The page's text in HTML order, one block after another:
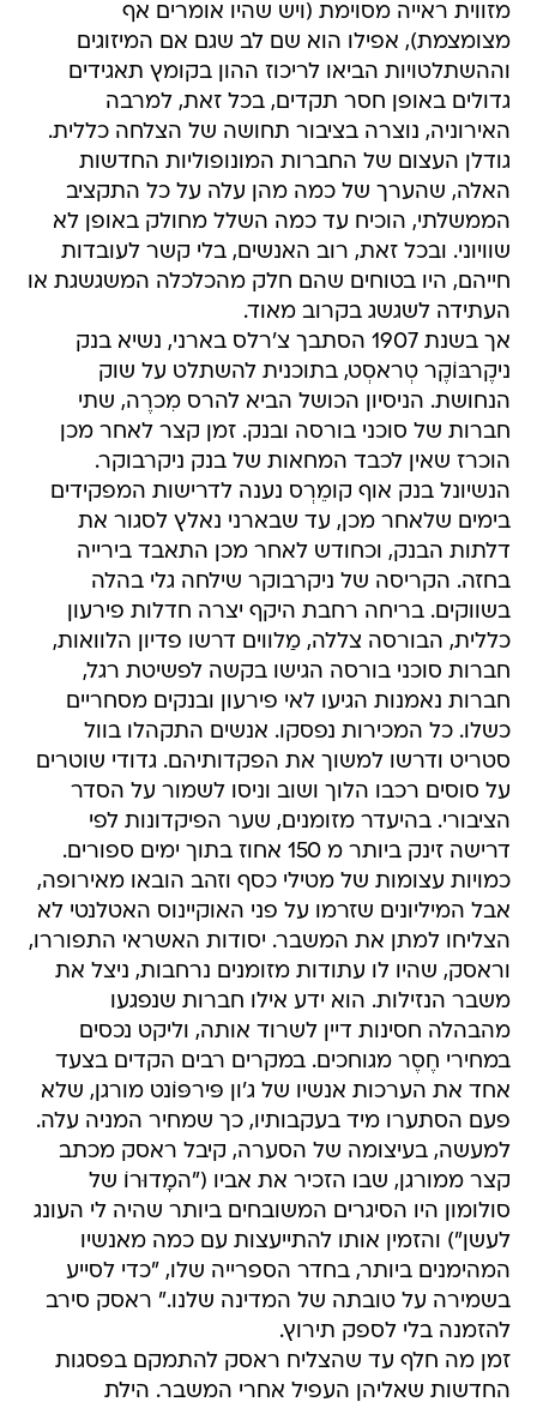
מזווית ראייה מסוימת (ויש שהיו אומרים אף
מצומצמת), אפילו הוא שם לב שגם אם המיזוגים
וההשתלטויות הביאו לריכוז ההון בקומץ תאגידים
גדולים באופן חסר תקדים, בכל זאת, למרבה
האירוניה, נוצרה בציבור תחושה של הצלחה כללית.
גודלן העצום של החברות המונופוליות החדשות
האלה, שהערך של כמה מהן עלה על כל התקציב
הממשלתי, הוכיח עד כמה השלל מחולק באופן לא
שוויוני. ובכל זאת, רוב האנשים, בלי קשר לעובדות
חייהם, היו בטוחים שהם חלק מהכלכלה המשגשגת או
העתידה לשגשג בקרוב מאוד.
אך בשנת 1907 הסתבך צ'רלס בארני, נשיא בנק
ניקֶרבּוֹקֶר טְראסְט, בתוכנית להשתלט על שוק
הנחושת. הניסיון הכושל הביא להרס מִכרֶה, שתי
חברות של סוכני בורסה ובנק. זמן קצר לאחר מכן
הוכרז שאין לכבד המחאות של בנק ניקרבוקר.
הנשיונל בנק אוף קומֵרְס נענה לדרישות המפקידים
בימים שלאחר מכן, עד שבארני נאלץ לסגור את
דלתות הבנק, וכחודש לאחר מכן התאבד בירייה
בחזה. הקריסה של ניקרבוקר שילחה גלי בהלה
בשווקים. בריחה רחבת היקף יצרה חדלות פירעון
כללית, הבורסה צללה, מַלווים דרשו פדיון הלוואות,
חברות סוכני בורסה הגישו בקשה לפשיטת רגל,
חברות נאמנות הגיעו לאי פירעון ובנקים מסחריים
כשלו. כל המכירות נפסקו. אנשים התקהלו בוול
סטריט ודרשו למשוך את הפקדותיהם. גדודי שוטרים
על סוסים רכבו הלוך ושוב וניסו לשמור על הסדר
הציבורי. בהיעדר מזומנים, שער הפיקדונות לפי
דרישה זינק ביותר מ 150 אחוז בתוך ימים ספורים.
כמויות עצומות של מטילי כסף וזהב הובאו מאירופה,
אבל המיליונים שזרמו על פני האוקיינוס האטלנטי לא
הצליחו למתן את המשבר. יסודות האשראי התפוררו,
וראסק, שהיו לו עתודות מזומנים נרחבות, ניצל את
משבר הנזילות. הוא ידע אילו חברות שנפגעו
מהבהלה חסינות דיין לשרוד אותה, וליקט נכסים
במחירי חֶסֶר מגוחכים. במקרים רבים הקדים בצעד
אחד את הערכות אנשיו של ג'ון פּירפּוֹנט מורגן, שלא
פעם הסתערו מיד בעקבותיו, כך שמחיר המניה עלה.
למעשה, בעיצומה של הסערה, קיבל ראסק מכתב
קצר ממורגן, שבו הזכיר את אביו ("המָדוּרוֹ של
סולומון היו הסיגרים המשובחים ביותר שהיה לי העונג
לעשן") והזמין אותו להתייעצות עם כמה מאנשיו
המהימנים ביותר, בחדר הספרייה שלו, "כדי לסייע
בשמירה על טובתה של המדינה שלנו." ראסק סירב
להזמנה בלי לספק תירוץ.
זמן מה חלף עד שהצליח ראסק להתמקם בפסגות
החדשות שאליהן העפיל אחרי המשבר. הילת